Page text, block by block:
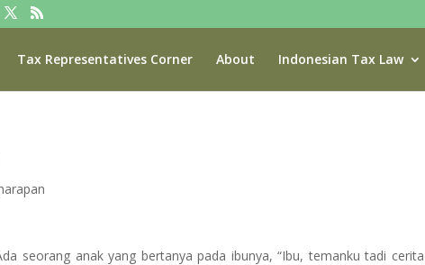
Tax Representatives Corner About Indonesian Tax Law
seorang anak yang bertanya pada ibunya, “Ibu, temanku tadi cerita